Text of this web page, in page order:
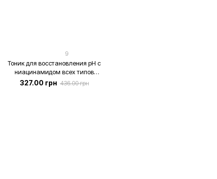
9
Тоник для восстановления pH с
ниацинамидом всех типов
кожи, 200 мл
327.00 грн 436.00 грн